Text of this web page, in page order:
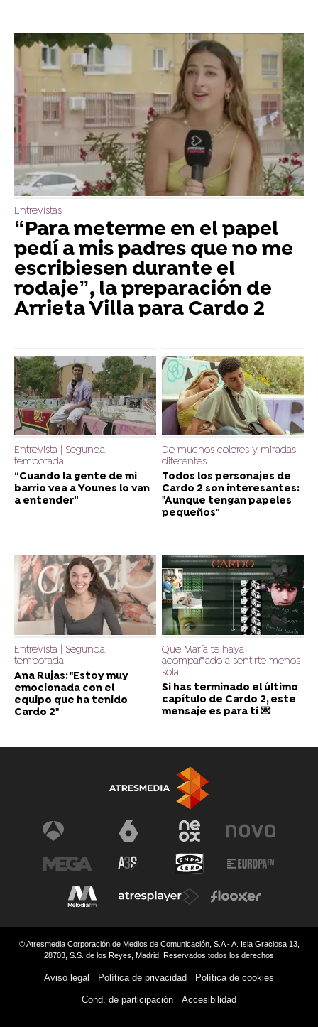
Entrevistas
“Para meterme en el papel
pedí a mis padres que no me
escribiesen durante el
rodaje”, la preparación de
Arrieta Villa para Cardo 2
Entrevista | Segunda
temporada
“Cuando la gente de mi
barrio vea a Younes lo van
a entender”
De muchos colores y miradas
diferentes
Todos los personajes de
Cardo 2 son interesantes:
"Aunque tengan papeles
pequeños"
Entrevista | Segunda
temporada
Ana Rujas: "Estoy muy
emocionada con el
equipo que ha tenido
Cardo 2"
Que María te haya
acompañado a sentirte menos
sola
Si has terminado el último
capítulo de Cardo 2, este
mensaje es para ti 💌
© Atresmedia Corporación de Medios de Comunicación, S.A - A. Isla Graciosa 13,
28703, S.S. de los Reyes, Madrid. Reservados todos los derechos
Aviso legal Política de privacidad Política de cookies
Cond. de participación Accesibilidad